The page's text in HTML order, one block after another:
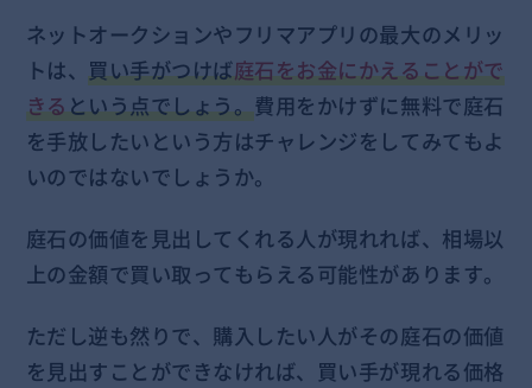
ネットオークションやフリマアプリの最大のメリッ
トは、買い手がつけば庭石をお金にかえることがで
きるという点でしょう。費用をかけずに無料で庭石
を手放したいという方はチャレンジをしてみてもよ
いのではないでしょうか。
庭石の価値を見出してくれる人が現れれば、相場以
上の金額で買い取ってもらえる可能性があります。
ただし逆も然りで、購入したい人がその庭石の価値
を見出すことができなければ、買い手が現れる価格